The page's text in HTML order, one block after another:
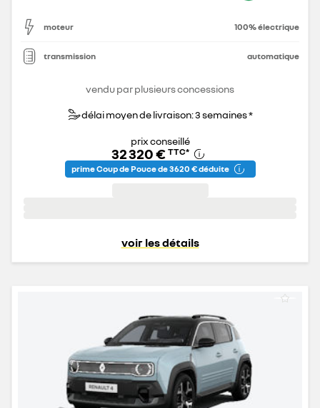
moteur 100% électrique
transmission automatique
vendu par plusieurs concessions
délai moyen de livraison: 3 semaines *
prix conseillé
32 320 € TTC*
prime Coup de Pouce de 3 620 € déduite
voir les détails